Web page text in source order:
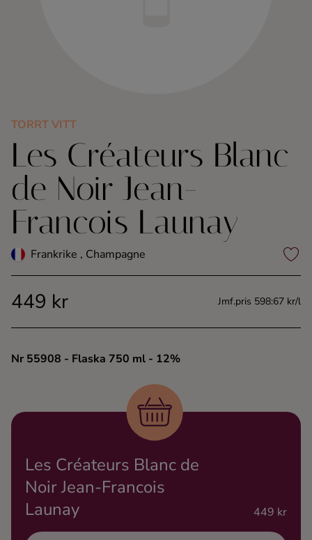
Rom
Shots
Tequila
Vodka
TORRT VITT
Les Créateurs Blanc
de Noir Jean-
Francois Launay
Frankrike , Champagne
449 kr Jmf.pris 598:67 kr/l
Nr 55908 - Flaska 750 ml - 12%
Les Créateurs Blanc de
Noir Jean-Francois
Launay
449 kr